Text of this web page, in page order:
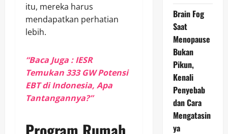
itu, mereka harus
mendapatkan perhatian
lebih.
“Baca Juga : IESR
Temukan 333 GW Potensi
EBT di Indonesia, Apa
Tantangannya?”
Brain Fog
Saat
Menopause
Bukan
Pikun,
Kenali
Penyebab
dan Cara
Mengatasin
ya